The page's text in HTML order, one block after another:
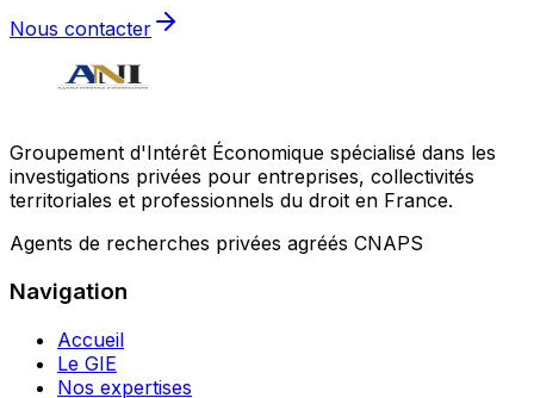
Nous contacter
Groupement d'Intérêt Économique spécialisé dans les
investigations privées pour entreprises, collectivités
territoriales et professionnels du droit en France.
Agents de recherches privées agréés CNAPS
Navigation
Accueil
Le GIE
Nos expertises